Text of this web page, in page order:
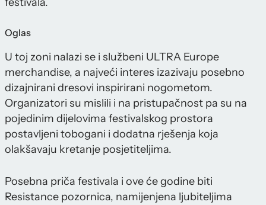
Oglas
U toj zoni nalazi se i službeni ULTRA Europe
merchandise, a najveći interes izazivaju posebno
dizajnirani dresovi inspirirani nogometom.
Organizatori su mislili i na pristupačnost pa su na
pojedinim dijelovima festivalskog prostora
postavljeni tobogani i dodatna rješenja koja
olakšavaju kretanje posjetiteljima.
Posebna priča festivala i ove će godine biti
Resistance pozornica, namijenjena ljubiteljima